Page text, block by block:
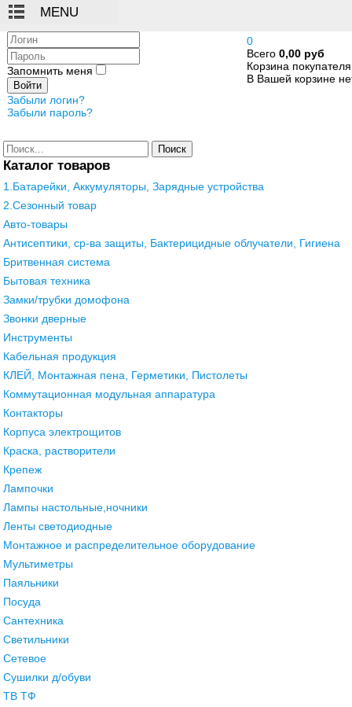
0
Всего 0,00 руб
Корзина покупателя
В Вашей корзине
Логин
Пароль
Запомнить меня
Войти
Забыли логин?
Забыли пароль?
Поиск
Каталог товаров
1.Батарейки, Аккумуляторы, Зарядные устройства
2.Сезонный товар
Авто-товары
Антисептики, ср-ва защиты, Бактерицидные облучатели, Гигиена
Бритвенная система
Бытовая техника
Замки/трубки домофона
Звонки дверные
Инструменты
Кабельная продукция
КЛЕЙ, Монтажная пена, Герметики, Пистолеты
Коммутационная модульная аппаратура
Контакторы
Корпуса электрощитов
Краска, растворители
Крепеж
Лампочки
Лампы настольные,ночники
Ленты светодиодные
Монтажное и распределительное оборудование
Мультиметры
Паяльники
Посуда
Сантехника
Светильники
Сетевое
Сушилки д/обуви
ТВ ТФ